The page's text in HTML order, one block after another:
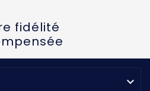
fidélité
